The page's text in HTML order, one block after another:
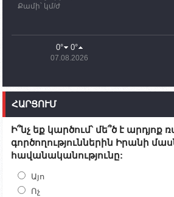
ՄԱԿ-ի առաքելությունը
Ադրբեջանի փոխվարչապետն
Ստեփանակերտ
10:07 02.10.2023
09:38 02.10.2023
Խումբն Արցախում կմնա`
աճյունների ու անհետ
Քամի՝ կմ/ժ
0° 0°
07.08.2026
ՀԱՐՑՈՒՄ
Ի՞նչ եք կարծում՝ մե՞ծ է
գործողություններին Իրանի
հավանականությունը:
Այո
Ոչ